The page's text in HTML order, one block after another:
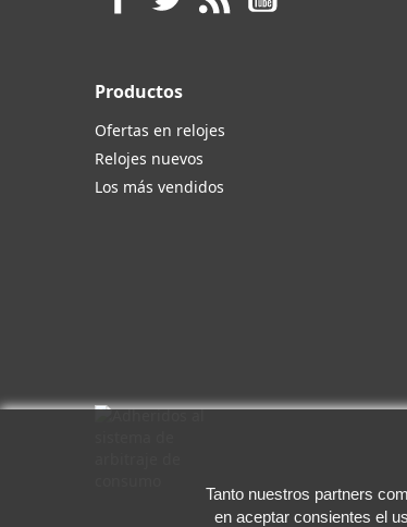
Productos
Ofertas en relojes
Relojes nuevos
Los más vendidos
Tanto nuestros partners
en aceptar consientes el